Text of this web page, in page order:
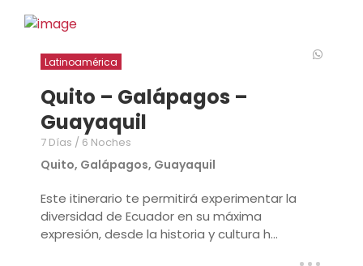
Latinoamérica
Quito – Galápagos –
Guayaquil
7 Días / 6 Noches
Quito, Galápagos, Guayaquil
Este itinerario te permitirá experimentar la
diversidad de Ecuador en su máxima
expresión, desde la historia y cultura h...